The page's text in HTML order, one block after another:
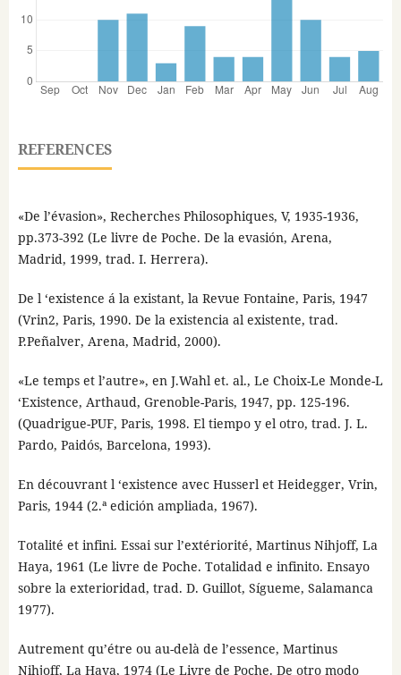
REFERENCES
«De l’évasion», Recherches Philosophiques, V, 1935-1936,
pp.373-392 (Le livre de Poche. De la evasión, Arena,
Madrid, 1999, trad. I. Herrera).
De l ‘existence á la existant, la Revue Fontaine, Paris, 1947
(Vrin2, Paris, 1990. De la existencia al existente, trad.
P.Peñalver, Arena, Madrid, 2000).
«Le temps et l’autre», en J.Wahl et. al., Le Choix-Le Monde-L
‘Existence, Arthaud, Grenoble-Paris, 1947, pp. 125-196.
(Quadrigue-PUF, Paris, 1998. El tiempo y el otro, trad. J. L.
Pardo, Paidós, Barcelona, 1993).
En découvrant l ‘existence avec Husserl et Heidegger, Vrin,
Paris, 1944 (2.ª edición ampliada, 1967).
Totalité et infini. Essai sur l’extériorité, Martinus Nihjoff, La
Haya, 1961 (Le livre de Poche. Totalidad e infinito. Ensayo
sobre la exterioridad, trad. D. Guillot, Sígueme, Salamanca
1977).
Autrement qu’étre ou au-delà de l’essence, Martinus
Nihjoff, La Haya, 1974 (Le Livre de Poche. De otro modo